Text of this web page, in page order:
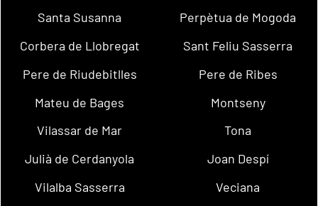
Santa Susanna
Perpètua de Mogoda
Corbera de Llobregat
Sant Feliu Sasserra
Pere de Riudebitlles
Pere de Ribes
Mateu de Bages
Montseny
Vilassar de Mar
Tona
Julià de Cerdanyola
Joan Despí
Vilalba Sasserra
Veciana